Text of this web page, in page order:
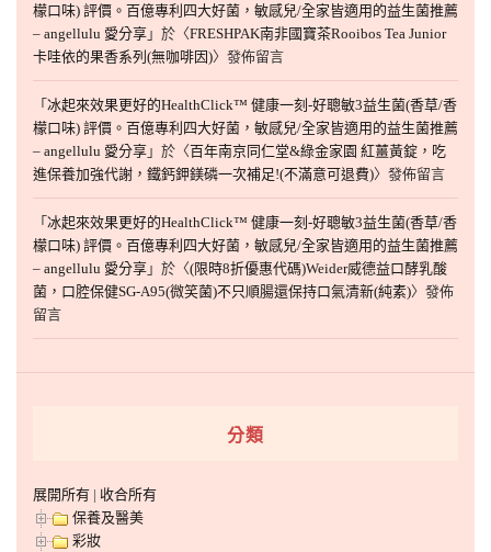
檬口味) 評價。百億專利四大好菌，敏感兒/全家皆適用的益生菌推薦
– angellulu 愛分享 」於〈FRESHPAK南非國寶茶Rooibos Tea Junior
卡哇依的果香系列(無咖啡因)〉發佈留言
「冰起來效果更好的HealthClick™ 健康一刻-好聰敏3益生菌(香草/香
檬口味) 評價。百億專利四大好菌，敏感兒/全家皆適用的益生菌推薦
– angellulu 愛分享 」於〈百年南京同仁堂&綠金家園 紅薑黃錠，吃
進保養加強代謝，鐵鈣鉀鎂磷一次補足!(不滿意可退費)〉發佈留言
「冰起來效果更好的HealthClick™ 健康一刻-好聰敏3益生菌(香草/香
檬口味) 評價。百億專利四大好菌，敏感兒/全家皆適用的益生菌推薦
– angellulu 愛分享 」於〈(限時8折優惠代碼)Weider威德益口酵乳酸
菌，口腔保健SG-A95(微笑菌)不只順腸還保持口氣清新(純素)〉發佈
留言
分類
展開所有 | 收合所有
保養及醫美
彩妝